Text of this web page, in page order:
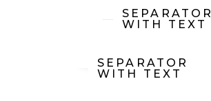
SEPARATOR
WITH TEXT
SEPARATOR
WITH TEXT